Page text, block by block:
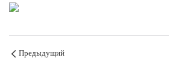
Предыдущий